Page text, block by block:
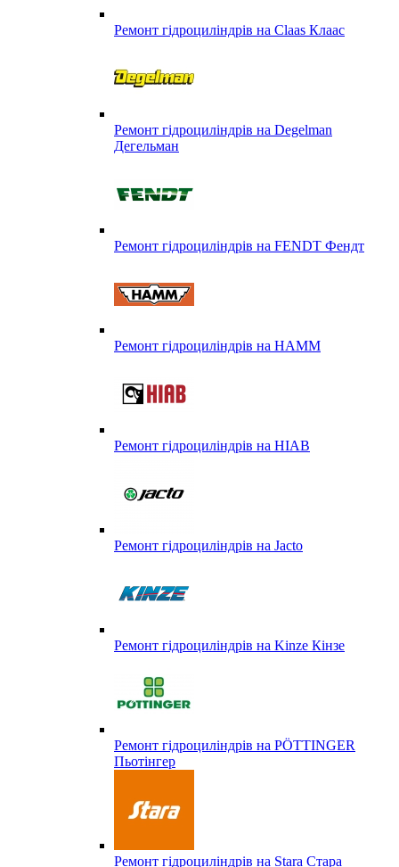
Ремонт гідроциліндрів на Claas Клаас
Ремонт гідроциліндрів на Degelman
Дегельман
Ремонт гідроциліндрів на FENDT Фендт
Ремонт гідроциліндрів на HAMM
Ремонт гідроциліндрів на HIAB
Ремонт гідроциліндрів на Jacto
Ремонт гідроциліндрів на Kinze Кінзе
Ремонт гідроциліндрів на PÖTTINGER
Пьотінгер
Ремонт гідроциліндрів на Stara Стара